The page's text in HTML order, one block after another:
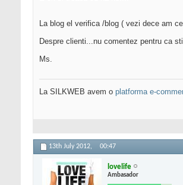
La blog el verifica /blog ( vezi dece am
Despre clienti...nu comentez pentru ca
Ms.
La SILKWEB avem o platforma e-
13th July 2012, 00:47
lovelife
Ambasador